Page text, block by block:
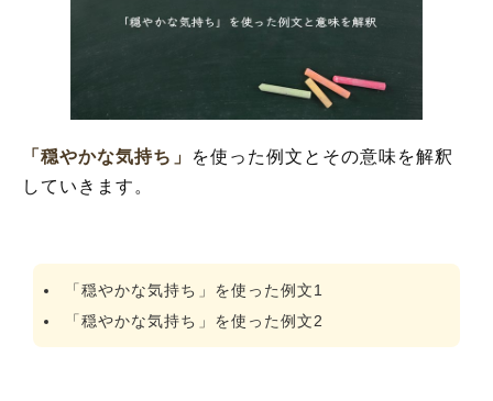
「穏やかな気持ち」
を使った例文とその意味を解釈
していきます。
「穏やかな気持ち」を使った例文1
「穏やかな気持ち」を使った例文2